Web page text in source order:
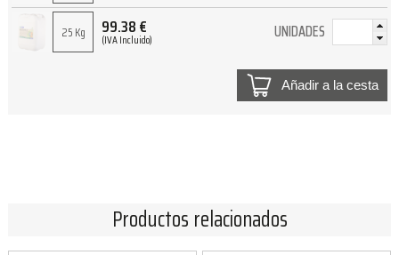
25 Kg 99.38€
(IVA Incluido) UNIDADES
Añadir a la cesta
Productos relacionados